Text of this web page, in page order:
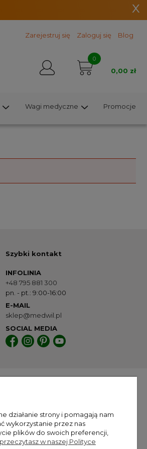
x
Zarejestruj się Zaloguj się Blog
0
0,00 zł
Wagi medyczne Promocje
Szybki kontakt
INFOLINIA
+48 795 881 300
pn. - pt.: 9:00-16:00
E-MAIL
sklep@medwil.pl
SOCIAL MEDIA
| Oprogramowanie: Shoper Premium
działanie strony i pomagają nam
wykorzystanie przez nas
plików do swoich preferencji,
w naszej Polityce